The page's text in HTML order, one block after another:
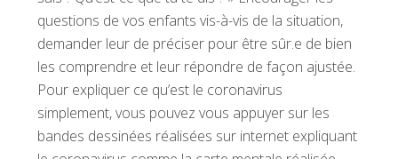
questions de vos enfants vis-à-vis de la situation,
demander leur de préciser pour être sûr.e de bien
les comprendre et leur répondre de façon ajustée.
Pour expliquer ce qu’est le coronavirus
simplement, vous pouvez vous appuyer sur les
bandes dessinées réalisées sur internet expliquant